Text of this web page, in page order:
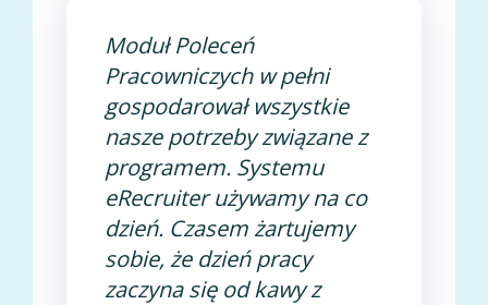
Moduł Poleceń
Pracowniczych w pełni
gospodarował wszystkie
nasze potrzeby związane z
programem. Systemu
eRecruiter używamy na co
dzień. Czasem żartujemy
sobie, że dzień pracy
zaczyna się od kawy z